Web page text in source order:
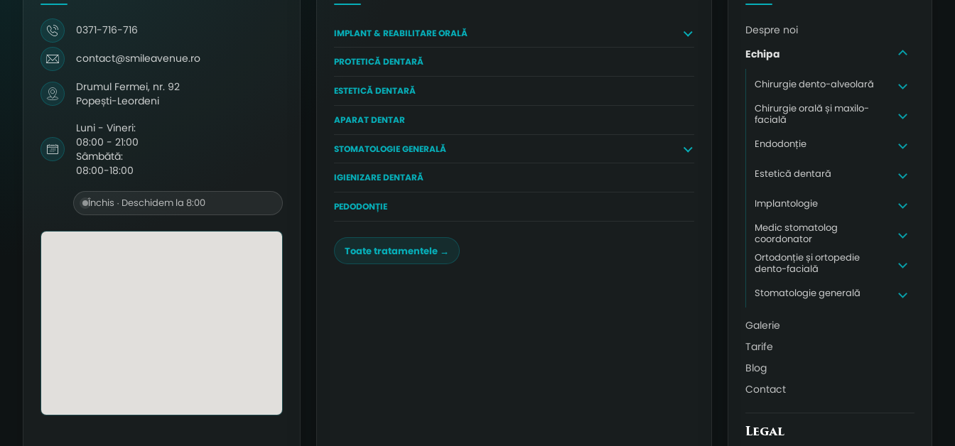
0371-716-716
contact@smileavenue.ro
Drumul Fermei, nr. 92
Popești-Leordeni
Luni - Vineri:
08:00 - 21:00
Sâmbătă:
08:00-18:00
Închis · Deschidem la 8:00
IMPLANT & REABILITARE ORALĂ
PROTETICĂ DENTARĂ
ESTETICĂ DENTARĂ
APARAT DENTAR
STOMATOLOGIE GENERALĂ
IGIENIZARE DENTARĂ
PEDODONȚIE
Toate tratamentele →
Despre noi
Echipa
Chirurgie dento-alveolară
Chirurgie orală și maxilo-
facială
Endodonție
Estetică dentară
Implantologie
Medic stomatolog
coordonator
Ortodonție și ortopedie
dento-facială
Stomatologie generală
Galerie
Tarife
Blog
Contact
Legal